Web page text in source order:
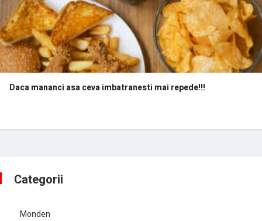
Daca mananci asa ceva imbatranesti mai repede!!!
Categorii
Monden